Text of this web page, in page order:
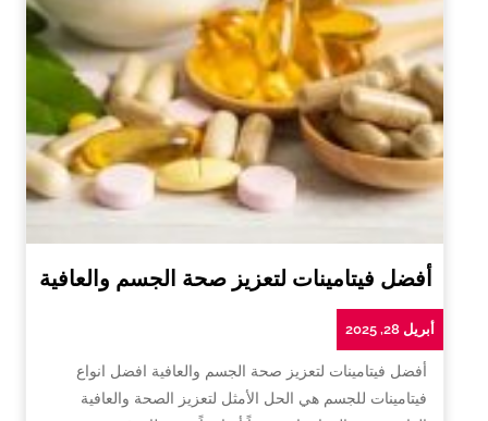
أفضل فيتامينات لتعزيز صحة الجسم والعافية
أبريل 28, 2025
أفضل فيتامينات لتعزيز صحة الجسم والعافية افضل انواع
فيتامينات للجسم هي الحل الأمثل لتعزيز الصحة والعافية